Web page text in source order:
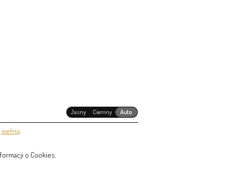
Jasny Ciemny Auto
o Cookies.